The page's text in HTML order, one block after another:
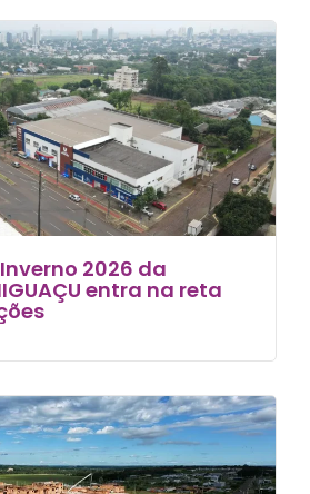
2026 da
entra na reta